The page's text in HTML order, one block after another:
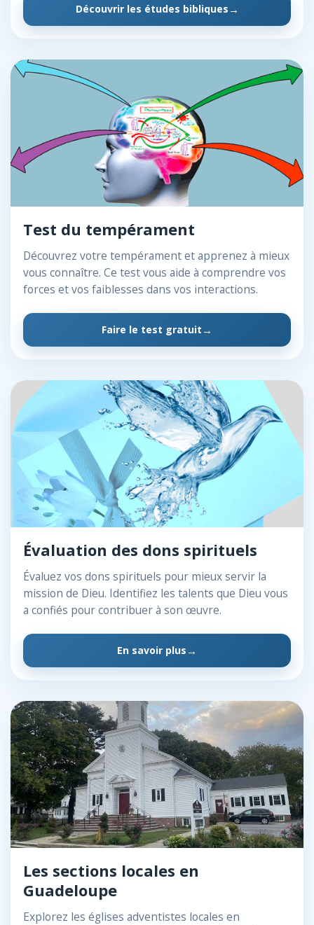
Découvrir les études bibliques
Test du tempérament
Découvrez votre tempérament et apprenez à mieux
vous connaître. Ce test vous aide à comprendre vos
forces et vos faiblesses dans vos interactions.
Faire le test gratuit
Évaluation des dons spirituels
Évaluez vos dons spirituels pour mieux servir la
mission de Dieu. Identifiez les talents que Dieu vous
a confiés pour contribuer à son œuvre.
En savoir plus
Les sections locales en
Guadeloupe
Explorez les églises adventistes locales en